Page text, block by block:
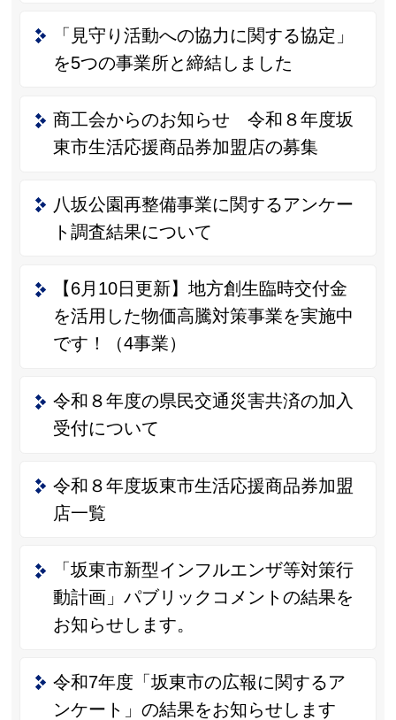
「見守り活動への協力に関する協定」
を5つの事業所と締結しました
商工会からのお知らせ 令和８年度坂
東市生活応援商品券加盟店の募集
八坂公園再整備事業に関するアンケー
ト調査結果について
【6月10日更新】地方創生臨時交付金
を活用した物価高騰対策事業を実施中
です！（4事業）
令和８年度の県民交通災害共済の加入
受付について
令和８年度坂東市生活応援商品券加盟
店一覧
「坂東市新型インフルエンザ等対策行
動計画」パブリックコメントの結果を
お知らせします。
令和7年度「坂東市の広報に関するア
ンケート」の結果をお知らせします